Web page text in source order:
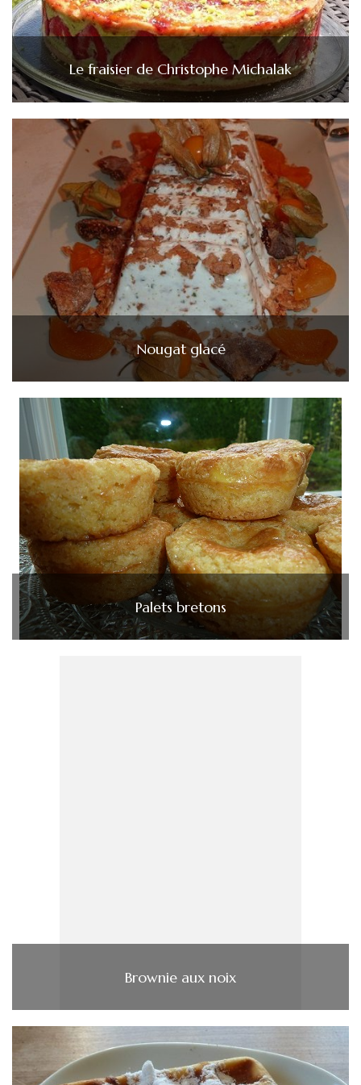
Le fraisier de Christophe Michalak
Nougat glacé
Palets bretons
Brownie aux noix